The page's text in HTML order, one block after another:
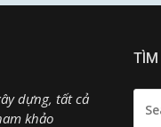
dựng, tất cả
khảo
TÌM
FOR: